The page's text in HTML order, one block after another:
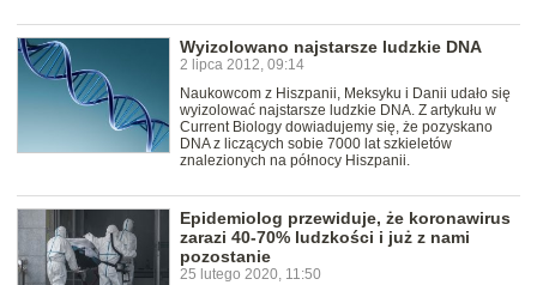
Wyizolowano najstarsze ludzkie DNA
2 lipca 2012, 09:14
Naukowcom z Hiszpanii, Meksyku i Danii udało się
wyizolować najstarsze ludzkie DNA. Z artykułu w
Current Biology dowiadujemy się, że pozyskano
DNA z liczących sobie 7000 lat szkieletów
znalezionych na północy Hiszpanii.
Epidemiolog przewiduje, że koronawirus
zarazi 40-70% ludzkości i już z nami
pozostanie
25 lutego 2020, 11:50